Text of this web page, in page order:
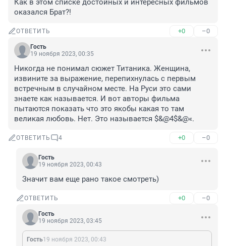
Как в этом списке достойных и интересных фильмов
оказался Брат?!
ОТВЕТИТЬ +0 –0
Гость
19 ноября 2023, 00:35
Никогда не понимал сюжет Титаника. Женщина,
извините за выражение, перепихнулась с первым
встречным в случайном месте. На Руси это сами
знаете как называется. И вот авторы фильма
пытаются показать что это якобы какая то там
великая любовь. Нет. Это называется $&@4$&@«.
ОТВЕТИТЬ 4 +0 –0
Гость
19 ноября 2023, 00:43
Значит вам еще рано такое смотреть)
ОТВЕТИТЬ +0 –0
Гость
19 ноября 2023, 03:45
Гость19 ноября 2023, 00:43